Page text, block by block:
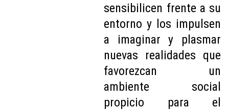
sensibilicen frente a su
entorno y los impulsen
a imaginar y plasmar
nuevas realidades que
favorezcan un
ambiente social
propicio para el